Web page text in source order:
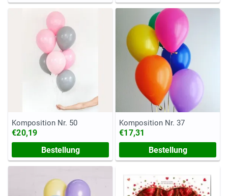
Komposition Nr. 50
€20,19
Bestellung
Komposition Nr. 37
€17,31
Bestellung